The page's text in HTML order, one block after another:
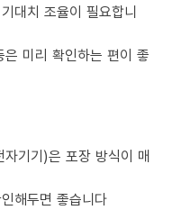
대치 조율이 필요합니
미리 확인하는 편이 좋
기기)은 포장 방식이 매
해두면 좋습니다